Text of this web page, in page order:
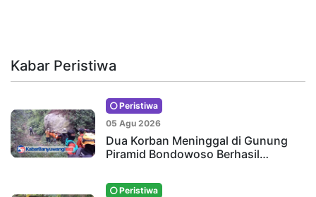
Kabar Peristiwa
Peristiwa
05 Agu 2026
Dua Korban Meninggal di Gunung
Piramid Bondowoso Berhasil…
Peristiwa